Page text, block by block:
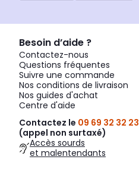
Besoin d’aide ?
Contactez-nous
Questions fréquentes
Suivre une commande
Nos conditions de livraison
Nos guides d'achat
Centre d'aide
Contactez le 09 69 32 32 23
(appel non surtaxé)
Accès sourds
et malentendants